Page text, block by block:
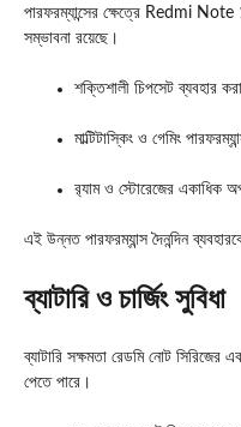
পারফরম্যান্সের ক্ষেত্রে Redmi
সম্ভাবনা রয়েছে।
শক্তিশালী চিপসেট ব্যবহার
মাল্টিটাস্কিং ও গেমিং
র‍্যাম ও স্টোরেজের একাধিক
এই উন্নত পারফরম্যান্স দৈনন্দিন
ব্যাটারি ও চার্জিং সুবিধা
ব্যাটারি সক্ষমতা রেডমি নোট
পেতে পারে।